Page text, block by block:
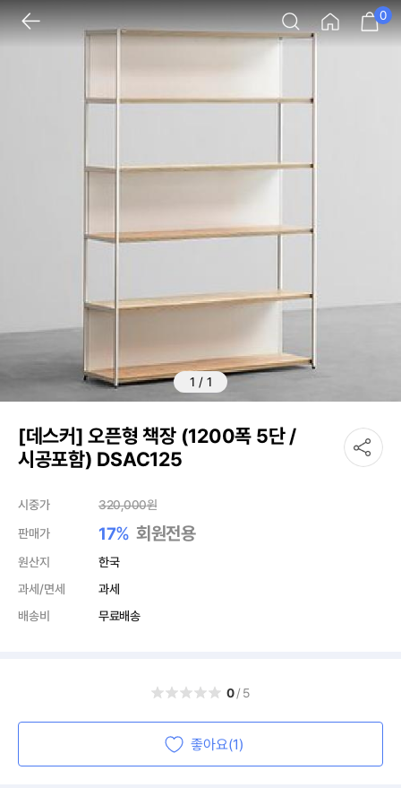
0
1 / 1
[데스커] 오픈형 책장 (1200폭 5단 /
시공포함) DSAC125
시중가 320,000원
판매가
17% 회원전용
원산지
한국
과세/면세
과세
배송비
무료배송
0/5
좋아요(1)